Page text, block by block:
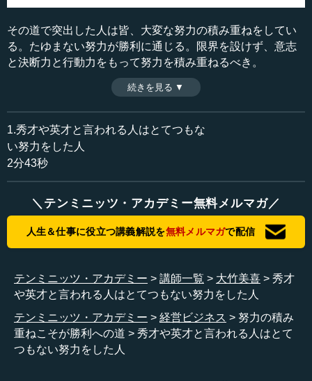
その道で突出した人は皆、大変な努力の積み重ねをしてい
る。たゆまない努力が勝利に通じる。限界を設けず、意志
と決断力と行動力をもって努力を積み重ねるべき。
収録日：2013年12月3日
追加日：2014年7月3日
カテゴリー：
教育
道徳・規範・志
●秀才や英才はとてつもない努力をした人
三浦雄一郎さんと『致知』という雑誌で対談（２０１３
治さんがあの雑誌の愛読者で、「自分と重なる部分がたく
さん見つかった」とおっしゃっていました。やはり野球の
山内（昌之）先生もそうだと思います。皆、共通な部分
があると思います。姿勢を崩していらっしゃらないという
続きを見る ▼
1.秀才や英才と言われる人はとてつもな
い努力をした人
2分43秒
＼テンミニッツ・アカデミー無料メルマガ／
人生＆仕事に役立つ講義解説を無料メルマガで配信
テンミニッツ・アカデミー 講師一覧 大竹美喜
秀才
や英才と言われる人はとてつもない努力をした人
テンミニッツ・アカデミー
経営ビジネス
努力の積み
重ねこそが勝利への道
秀才や英才と言われる人はとて
つもない努力をした人